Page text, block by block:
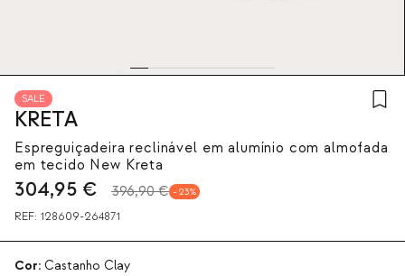
SALE
KRETA
Espreguiçadeira reclinável em alumínio com almofada
em tecido New Kreta
304,95 € 396,90 € 23
REF: 128609-264871
Cor: Castanho Clay